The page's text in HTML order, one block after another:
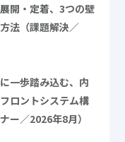
開・定着、3つの壁
法（課題解決／
一歩踏み込む、内
ロントシステム構
ー／2026年8月）